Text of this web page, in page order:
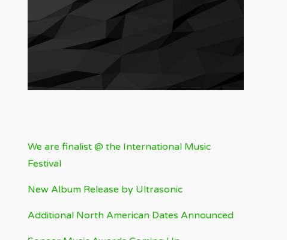
We are finalist @ the International Music
Festival
New Album Release by Ultrasonic
Additional North American Dates Announced